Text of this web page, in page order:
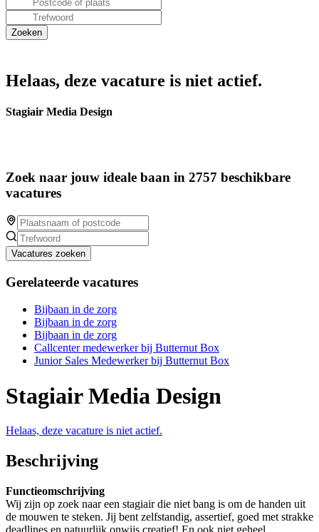
Helaas, deze vacature is niet actief.
Stagiair Media Design
Zoek naar jouw ideale baan in 2757 beschikbare
vacatures
Vacatures zoeken
Gerelateerde vacatures
Bijbaan in de zorg
Bijbaan in de zorg
Bijbaan in de zorg
Callcenter medewerker bij Butternut Box
Junior Sales Medewerker bij Butternut Box
Stagiair Media Design
Helaas, deze vacature is niet actief.
Beschrijving
Functieomschrijving
Wij zijn op zoek naar een stagiair die niet bang is om de handen uit
de mouwen te steken. Jij bent zelfstandig, assertief, goed met strakke
deadlines en natuurlijk onwijs creatief! En ook niet geheel